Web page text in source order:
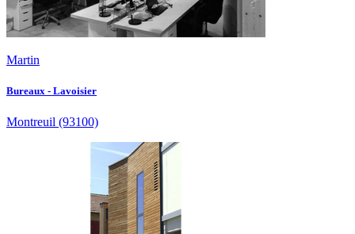
Martin
Bureaux - Lavoisier
Montreuil (93100)